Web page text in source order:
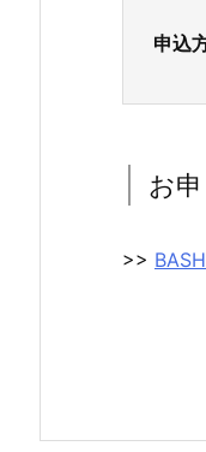
申込
お
>>